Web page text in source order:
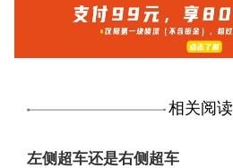
相关阅读
左侧超车还是右侧超车